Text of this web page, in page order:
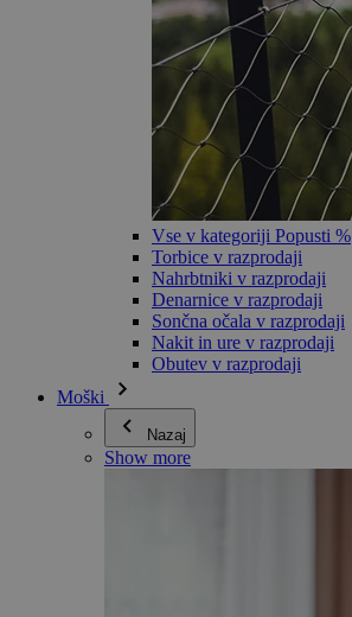
Vse v kategoriji Popusti %
Torbice v razprodaji
Nahrbtniki v razprodaji
Denarnice v razprodaji
Sončna očala v razprodaji
Nakit in ure v razprodaji
Obutev v razprodaji
Moški
Nazaj
Show more